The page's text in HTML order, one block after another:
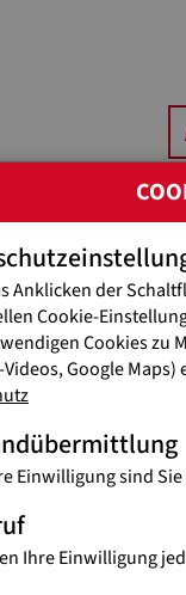
SIE
JETZT
Anklicken der
Cookie-
Cookies zu
Google Maps)
Einwilligung sind
Ihre Einwilligung